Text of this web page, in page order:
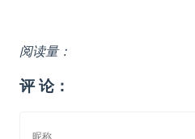
阅读量：
评 论：